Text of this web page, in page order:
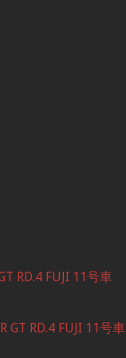
RD.4 FUJI 11号車
GT RD.4 FUJI 11号車